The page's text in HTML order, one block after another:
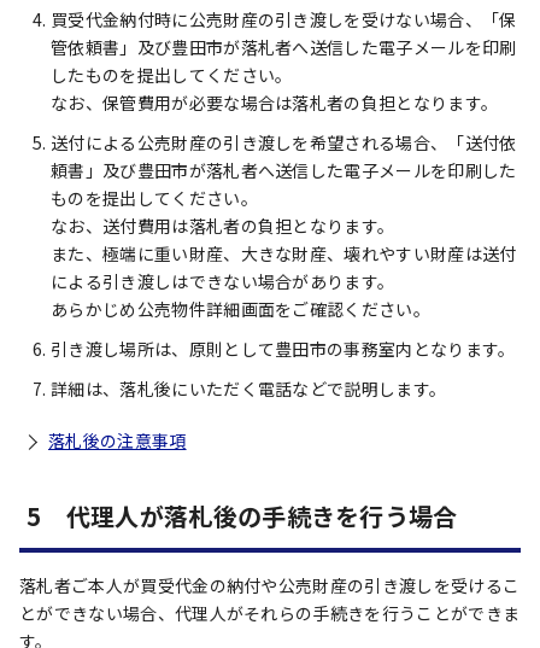
買受代金納付時に公売財産の引き渡しを受けない場合、「保
管依頼書」及び豊田市が落札者へ送信した電子メールを印刷
したものを提出してください。
なお、保管費用が必要な場合は落札者の負担となります。
送付による公売財産の引き渡しを希望される場合、「送付依
頼書」及び豊田市が落札者へ送信した電子メールを印刷した
ものを提出してください。
なお、送付費用は落札者の負担となります。
また、極端に重い財産、大きな財産、壊れやすい財産は送付
による引き渡しはできない場合があります。
あらかじめ公売物件詳細画面をご確認ください。
引き渡し場所は、原則として豊田市の事務室内となります。
詳細は、落札後にいただく電話などで説明します。
落札後の注意事項
5 代理人が落札後の手続きを行う場合
落札者ご本人が買受代金の納付や公売財産の引き渡しを受けるこ
とができない場合、代理人がそれらの手続きを行うことができま
す。